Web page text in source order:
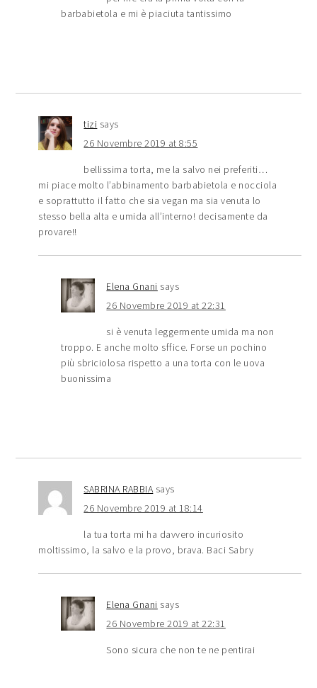
barbabietola e mi è piaciuta tantissimo
tizi says
26 Novembre 2019 at 8:55
bellissima torta, me la salvo nei preferiti…
mi piace molto l’abbinamento barbabietola e nocciola
e soprattutto il fatto che sia vegan ma sia venuta lo
stesso bella alta e umida all’interno! decisamente da
provare!!
Elena Gnani says
26 Novembre 2019 at 22:31
si è venuta leggermente umida ma non
troppo. E anche molto sffice. Forse un pochino
più sbriciolosa rispetto a una torta con le uova
buonissima
SABRINA RABBIA says
26 Novembre 2019 at 18:14
la tua torta mi ha davvero incuriosito
moltissimo, la salvo e la provo, brava. Baci Sabry
Elena Gnani says
26 Novembre 2019 at 22:31
Sono sicura che non te ne pentirai